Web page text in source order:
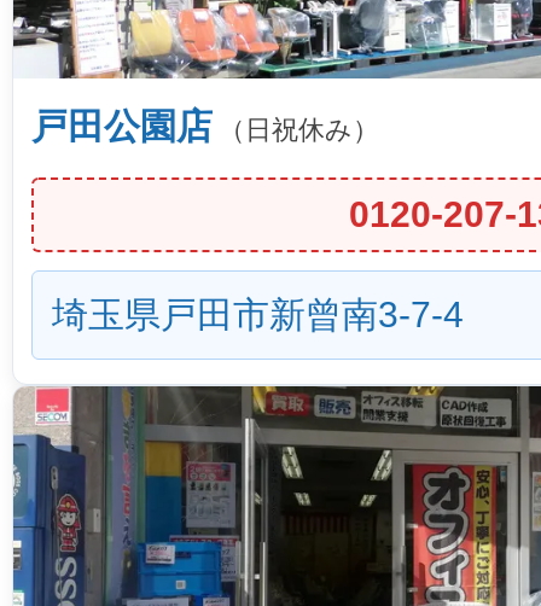
戸田公園店 （日祝休み）
0120-207-
埼玉県戸田市新曾南3-7-4